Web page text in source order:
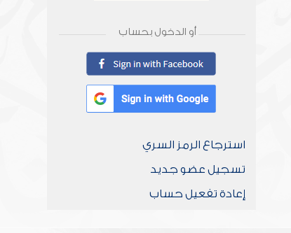
أو الدخول بحساب
استرجاع الرمز السري
تسجيل عضو جديد
إعادة تفعيل حساب